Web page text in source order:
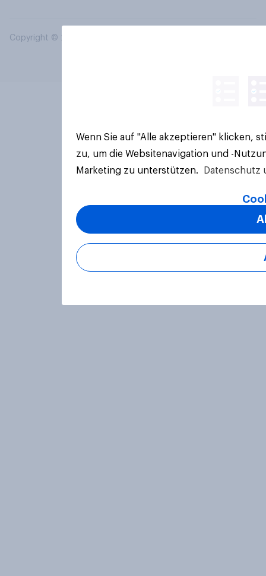
Copyright © 2026 YouGov PLC. Alle Rechte vorbehalten.
Wenn Sie auf "Alle akzeptieren" klicken,
zu, um die Websitenavigation und -
Marketing zu unterstützen.
Datenschutz